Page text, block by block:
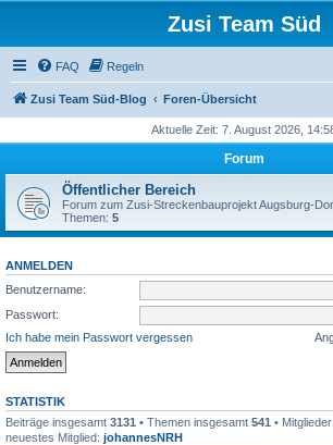
Zusi Team Süd
FAQ Regeln
Zusi Team Süd-Blog Foren-Übersicht
Aktuelle Zeit: 7. August 2026,
Forum
Öffentlicher Bereich
Forum zum Zusi-Streckenbauprojekt Augsburg-
Themen: 5
ANMELDEN
Benutzername:
Passwort:
Ich habe mein Passwort vergessen
STATISTIK
Beiträge insgesamt 3131 • Themen insgesamt 541 •
neuestes Mitglied: johannesNRH